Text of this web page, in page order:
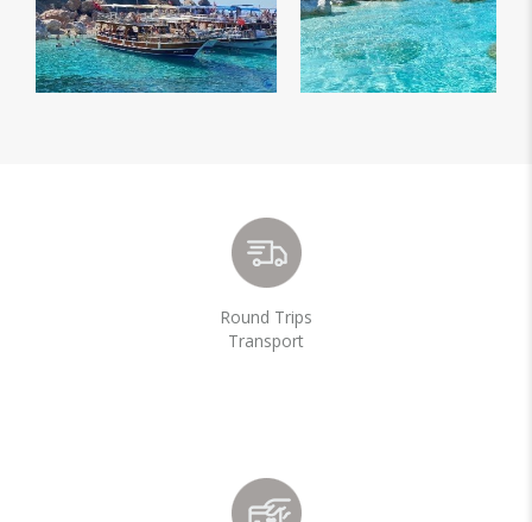
Round Trips
Transport